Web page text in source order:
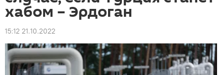
хабом – Эрдоган
15:12 21.10.2022